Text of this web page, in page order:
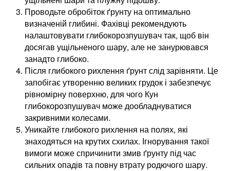
Проводьте обробіток ґрунту на оптимально
визначеній глибині. Фахівці рекомендують
налаштовувати глибокорозпушувач так, щоб він
досягав ущільненого шару, але не занурювався
занадто глибоко.
Після глибокого рихлення ґрунт слід зарівняти. Це
запобігає утворенню великих грудок і забезпечує
рівномірну поверхню, для чого Кун
глибокорозпушувач може дообладнуватися
закривними колесами.
Уникайте глибокого рихлення на полях, які
знаходяться на крутих схилах. Ігнорування такої
вимоги може спричинити змив ґрунту під час
сильних опадів та повну втрату родючого шару.